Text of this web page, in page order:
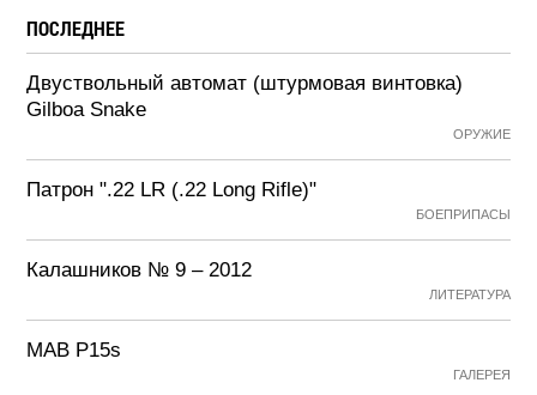
ПОСЛЕДНЕЕ
Двуствольный автомат (штурмовая винтовка)
Gilboa Snake
ОРУЖИЕ
Патрон ".22 LR (.22 Long Rifle)"
БОЕПРИПАСЫ
Калашников № 9 – 2012
ЛИТЕРАТУРА
MAB P15s
ГАЛЕРЕЯ